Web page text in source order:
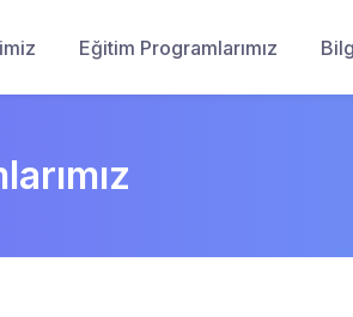
Eğitim Programlarımız